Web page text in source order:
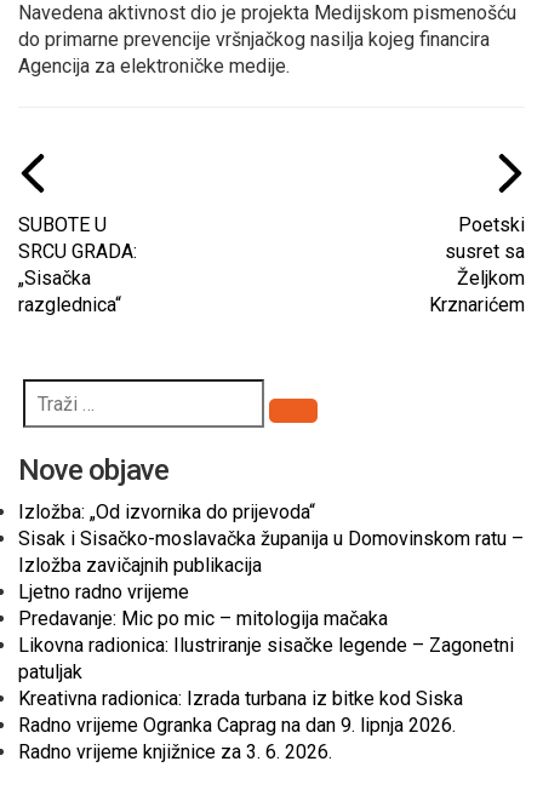
Navedena aktivnost dio je projekta Medijskom pismenošću
do primarne prevencije vršnjačkog nasilja kojeg financira
Agencija za elektroničke medije.
SUBOTE U
SRCU GRADA:
„Sisačka
razglednica“
Poetski
susret sa
Željkom
Krznarićem
Pretraži
Nove objave
Izložba: „Od izvornika do prijevoda“
Sisak i Sisačko-moslavačka županija u Domovinskom ratu –
Izložba zavičajnih publikacija
Ljetno radno vrijeme
Predavanje: Mic po mic – mitologija mačaka
Likovna radionica: Ilustriranje sisačke legende – Zagonetni
patuljak
Kreativna radionica: Izrada turbana iz bitke kod Siska
Radno vrijeme Ogranka Caprag na dan 9. lipnja 2026.
Radno vrijeme knjižnice za 3. 6. 2026.